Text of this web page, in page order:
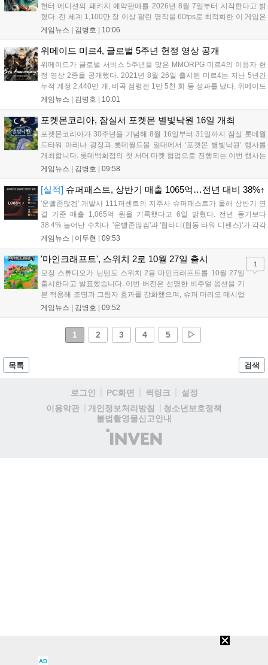
헌터 에디션의 패키지 예약판매를 2026년 8월 7일부터 시작한다고 밝
혔다. 전 세계 1,100만 장 이상 팔린 명작을 60fps로 최적화한 이 게임은
한국어를 공식 지원하며, 본편 외 다양한 추가 콘텐츠가 포함된다. 국내
쇼핑몰에서 진행된다. 청소년 이용 불가 등급이다....
게임뉴스 | 김병호 10:06
위메이드 미르4, 글로벌 5주년 헌정 영상 공개
위메이드가 글로벌 서비스 5주년을 맞은 MMORPG 미르4의 이용자 헌
정 영상 2종을 공개했다. 2021년 8월 26일 출시된 미르4는 지난 5년간
누적 계정 2,440만 개, 비곡 점령전 1만 5천 회 등 성과를 냈다. 위메이드
는 감사의 의미를 담은 오리지널 음원 뮤직비디오와 성과 정리 영상을
하겠다는 의지를 밝혔다....
게임뉴스 | 김병호 10:01
포켓몬코리아, 잠실서 포켓몬 별빛낙원 16일 개최
포켓몬코리아가 30주년을 기념해 8월 16일부터 31일까지 잠실 롯데월
드타워 아레나 광장과 롯데월드몰 일대에서 ‘포켓몬 별빛낙원’ 행사를
개최합니다. 롯데백화점의 첫 서머 마켓 협업으로 진행되는 이번 행사는
초대형 잉어킹 수로와 LED 폭포 등 신비로운 테마 공간과 팝업스토어,
화점몰에서 진행되며, 방문객에게는 프로모 카드 등 다양한 혜택이 제공
됩니다. 포켓몬과 함께하는 이번 여름 축제는 포켓몬 공식 홈페이지를
통해 상세 내용을 확인할 수 있습니다....
게임뉴스 | 김병호 09:58
[실적] 슈퍼패스트, 상반기 매출 1065억…전년 대비 38%↑
'운빨존많겜' 개발사 111퍼센트의 지주사 슈퍼패스트가 올해 상반기 연
결 기준 매출 1,065억 원을 기록했다고 6일 밝혔다. 전년 동기보다
38.4% 늘어난 수치다. '운빨존많겜'과 '협타디(협동 타워 디펜스)'가 각각
629억 원과 329억 원을 올려 전체 매출의 90%를 채웠다. 특히 2024년
게임뉴스 | 이두현 09:53
'마인크래프트', 스위치 2로 10월 27일 출시
모장 스튜디오가 닌텐도 스위치 2용 마인크래프트를 10월 27일
출시한다고 발표했습니다. 이번 버전은 선명한 비주얼 옵션을 기
본 적용해 조명과 그림자 효과를 강화했으며, 슈퍼 마리오 매시업
팩도 업데이트됩니다. 기존 월드 이관이 가능하며 디지털 업그레
됩니다. 일부 환경에서는 해당 그래픽 옵션이 제한될 수 있습니
게임뉴스 | 김병호 09:52
1
1 2 3 4 5 ▷
목록 검색
로그인 PC화면 퀵링크
설정
이용약관
개인정보처리방침
청소년보호정책
불법촬영물신고안내
(주)
인
AD